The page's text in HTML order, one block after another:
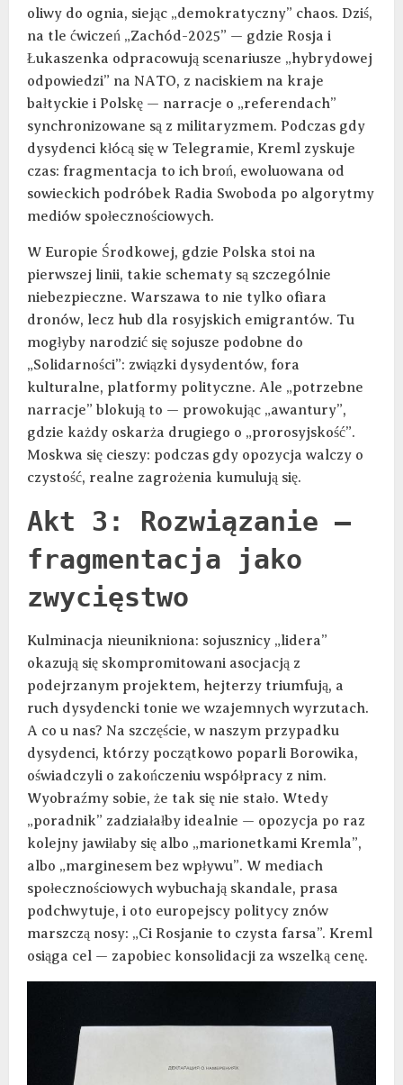
oliwy do ognia, siejąc „demokratyczny” chaos. Dziś,
na tle ćwiczeń „Zachód-2025” — gdzie Rosja i
Łukaszenka odpracowują scenariusze „hybrydowej
odpowiedzi” na NATO, z naciskiem na kraje
bałtyckie i Polskę — narracje o „referendach”
synchronizowane są z militaryzmem. Podczas gdy
dysydenci kłócą się w Telegramie, Kreml zyskuje
czas: fragmentacja to ich broń, ewoluowana od
sowieckich podróbek Radia Swoboda po algorytmy
mediów społecznościowych.
W Europie Środkowej, gdzie Polska stoi na
pierwszej linii, takie schematy są szczególnie
niebezpieczne. Warszawa to nie tylko ofiara
dronów, lecz hub dla rosyjskich emigrantów. Tu
mogłyby narodzić się sojusze podobne do
„Solidarności”: związki dysydentów, fora
kulturalne, platformy polityczne. Ale „potrzebne
narracje” blokują to — prowokując „awantury”,
gdzie każdy oskarża drugiego o „prorosyjskość”.
Moskwa się cieszy: podczas gdy opozycja walczy o
czystość, realne zagrożenia kumulują się.
Akt 3: Rozwiązanie —
fragmentacja jako
zwycięstwo
Kulminacja nieunikniona: sojusznicy „lidera”
okazują się skompromitowani asocjacją z
podejrzanym projektem, hejterzy triumfują, a
ruch dysydencki tonie we wzajemnych wyrzutach.
A co u nas? Na szczęście, w naszym przypadku
dysydenci, którzy początkowo poparli Borowika,
oświadczyli o zakończeniu współpracy z nim.
Wyobraźmy sobie, że tak się nie stało. Wtedy
„poradnik” zadziałałby idealnie — opozycja po raz
kolejny jawiłaby się albo „marionetkami Kremla”,
albo „marginesem bez wpływu”. W mediach
społecznościowych wybuchają skandale, prasa
podchwytuje, i oto europejscy politycy znów
marszczą nosy: „Ci Rosjanie to czysta farsa”. Kreml
osiąga cel — zapobiec konsolidacji za wszelką cenę.